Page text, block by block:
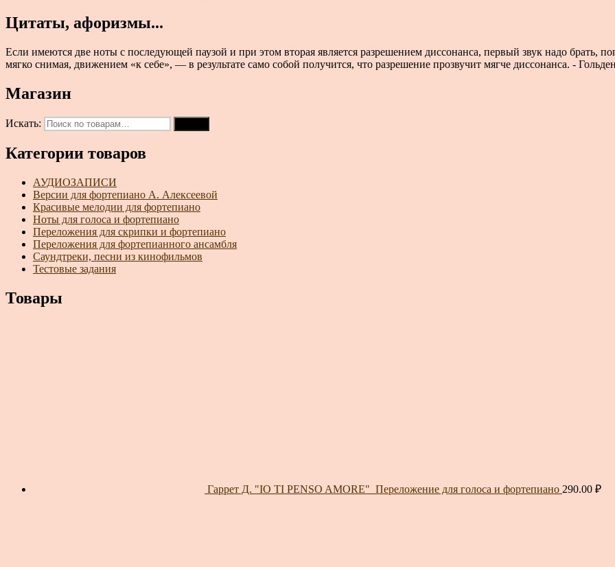
Цитаты, афоризмы...
Если имеются две ноты с последующей паузой и при этом вторая является разрешением диссонанса, первый звук надо брать,
мягко снимая, движением «к себе», — в результате само собой получится, что разрешение прозвучит мягче диссонанса. -
Магазин
Искать:
Категории товаров
АУДИОЗАПИСИ
Версии для фортепиано А. Алексеевой
Красивые мелодии для фортепиано
Ноты для голоса и фортепиано
Переложения для скрипки и фортепиано
Переложения для фортепианного ансамбля
Саундтреки, песни из кинофильмов
Тестовые задания
Товары
Гаррет Д. "IO TI PENSO AMORE"_Переложение для голоса и фортепиано 290.00 ₽